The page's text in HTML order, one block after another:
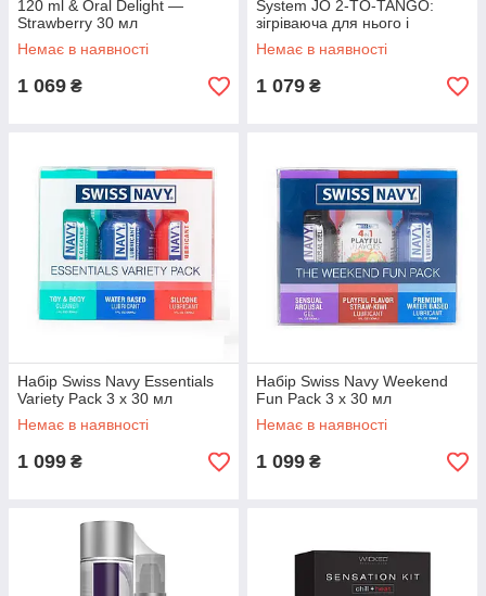
120 ml & Oral Delight —
Strawberry 30 мл
Немає в наявності
1 069 ₴
System JO 2-TO-TANGO:
зігріваюча для нього і
стимулююча для неї
Немає в наявності
1 079 ₴
Набір Swiss Navy Essentials
Variety Pack 3 х 30 мл
Немає в наявності
1 099 ₴
Набір Swiss Navy Weekend
Fun Pack 3 х 30 мл
Немає в наявності
1 099 ₴